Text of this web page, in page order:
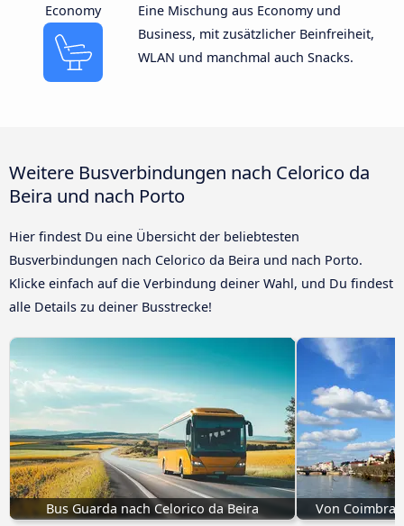
Economy
Eine Mischung aus Economy und
Business, mit zusätzlicher Beinfreiheit,
WLAN und manchmal auch Snacks.
Weitere Busverbindungen nach Celorico da
Beira und nach Porto
Hier findest Du eine Übersicht der beliebtesten
Busverbindungen nach Celorico da Beira und nach Porto.
Klicke einfach auf die Verbindung deiner Wahl, und Du findest
alle Details zu deiner Busstrecke!
Bus Guarda nach Celorico da Beira Von Coimbra